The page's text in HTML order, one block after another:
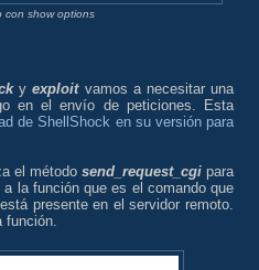
con show options
yexploitvamos a necesitar una
en el envío de peticiones. Esta
de ShellShock en su versión para
el método send_request_cgipara
la función que es el comando que
presente en el servidor remoto.
función.